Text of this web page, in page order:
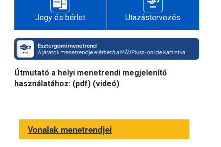
Jegy és bérlet Utazástervezés
Útmutató a helyi menetrendi megjelenítő
használatához: (pdf) (videó)
Vonalak menetrendjei